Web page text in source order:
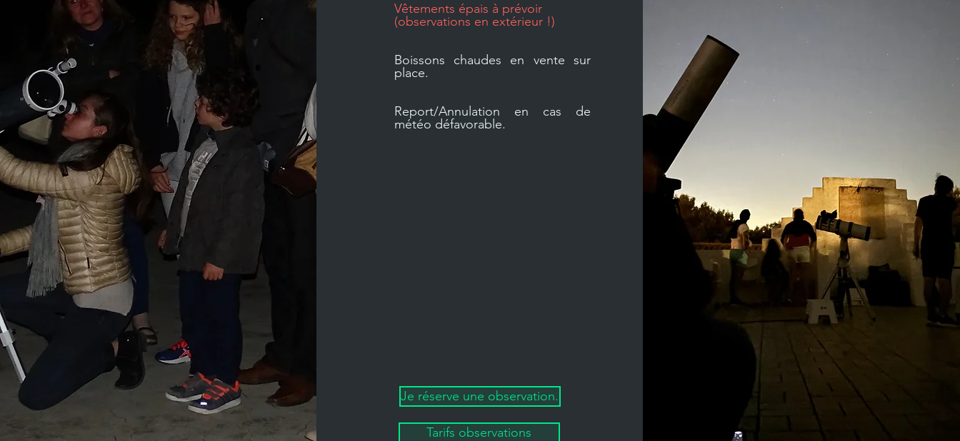
Vêtements épais à prévoir
(observations en extérieur !)
Boissons chaudes en vente sur
place.
Report/Annulation en cas de
météo défavorable.
Je réserve une observation.
Tarifs observations